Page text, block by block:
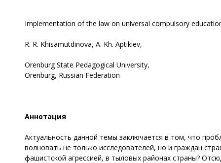
Implementation of the law on universal compulsory
R. R. Khisamutdinova, A. Kh. Aptikiev,
Orenburg State Pedagogical University,
Orenburg, Russian Federation
Аннотация
Актуальность данной темы заключается в том, что
волновать не только исследователей, но и граждан
фашистской агрессией, в тыловых районах страны?